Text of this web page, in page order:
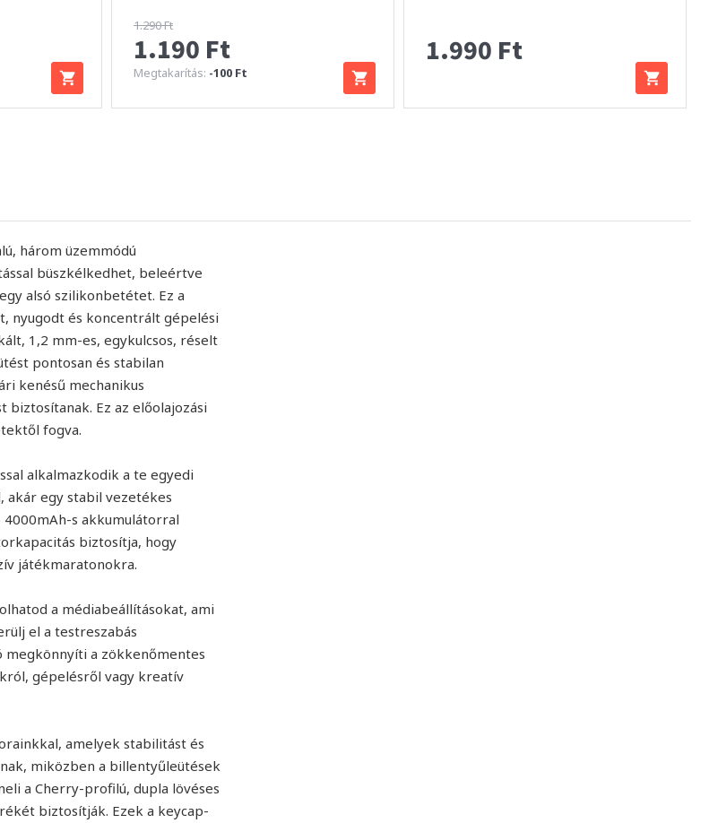
1.290 Ft
1.190 Ft
Megtakarítás: -100 Ft
1.990 Ft
három üzemmódú
büszkélkedhet, beleértve
alsó szilikonbetétet. Ez a
nyugodt és koncentrált gépelési
1,2 mm-es, egykulcsos, réselt
pontosan és stabilan
kenésű mechanikus
Ez az előolajozási
fogva.
alkalmazkodik a te egyedi
akár egy stabil vezetékes
s akkumulátorral
biztosítja, hogy
játékmaratonokra.
a médiabeállításokat, ami
el a testreszabás
megkönnyíti a zökkenőmentes
gépelésről vagy kreatív
amelyek stabilitást és
miközben a billentyűleütések
a Cherry-profilú, dupla lövéses
biztosítják. Ezek a keycap-